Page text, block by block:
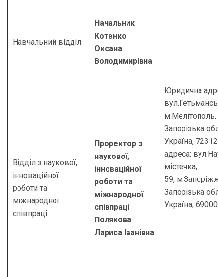
Навчальний відділ
Начальник
Котенко
Оксана
Володимирівна
Відділ з наукової,
інноваційної
роботи та
міжнародної
співпраці
Проректор з
наукової,
інноваційної
роботи та
міжнародної
співпраці
Полякова
Лариса Іванівна
Юридична
м.Мелітополь,
Запорізька
Україна,
адреса:
містечка,
59,
Запорізька
Україна,